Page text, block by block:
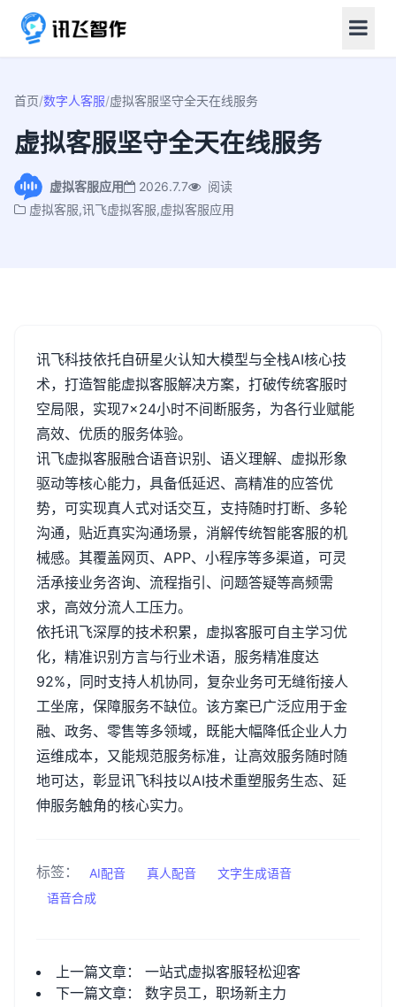
首页/数字人客服/虚拟客服坚守全天在线服务
虚拟客服坚守全天在线服务
虚拟客服应用 2026.7.7
阅读
虚拟客服,讯飞虚拟客服,虚拟客服应用
讯飞科技依托自研星火认知大模型与全栈AI核心技
术，打造智能虚拟客服解决方案，打破传统客服时
空局限，实现7×24小时不间断服务，为各行业赋能
高效、优质的服务体验。
讯飞虚拟客服融合语音识别、语义理解、虚拟形象
驱动等核心能力，具备低延迟、高精准的应答优
势，可实现真人式对话交互，支持随时打断、多轮
沟通，贴近真实沟通场景，消解传统智能客服的机
械感。其覆盖网页、 APP、小程序等多渠道，可灵
活承接业务咨询、流程指引、问题答疑等高频需
求，高效分流人工压力。
依托讯飞深厚的技术积累，虚拟客服可自主学习优
化，精准识别方言与行业术语，服务精准度达
92%，同时支持人机协同，复杂业务可无缝衔接人
工坐席，保障服务不缺位。该方案已广泛应用于金
融、政务、零售等多领域，既能大幅降低企业人力
运维成本，又能规范服务标准，让高效服务随时随
地可达，彰显讯飞科技以AI技术重塑服务生态、延
伸服务触角的核心实力。
标签： AI配音 真人配音
文字生成语音
语音合成
上一篇文章： 一站式虚拟客服轻松迎客
下一篇文章： 数字员工，职场新主力